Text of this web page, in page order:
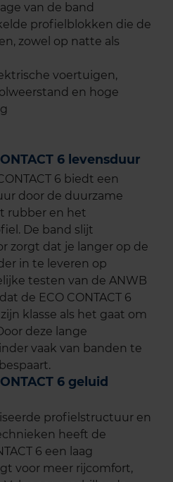
van de band
profielblokken die de
zowel op natte als
voertuigen,
en hoge
6 levensduur
6 biedt een
door de duurzame
rubber en het
De band slijt
zorgt dat je langer op de
in te leveren op
testen van de ANWB
de ECO CONTACT 6
klasse als het gaat om
deze lange
vaak van banden te
6 geluid
profielstructuur en
heeft de
6 een laag
voor meer rijcomfort,